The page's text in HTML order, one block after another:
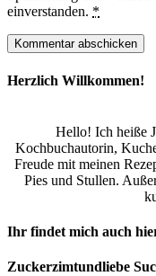
einverstanden. *
Herzlich Willkommen!
Hello! Ich heiße
Kochbuchautorin,
Freude mit meinen
Pies und Stullen.
Ihr findet mich auch
Zuckerzimtundliebe